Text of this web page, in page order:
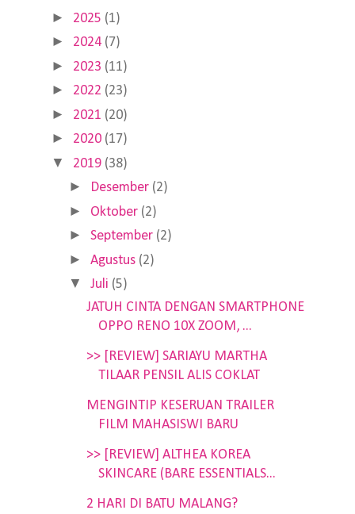
► 2025 (1)
► 2024 (7)
► 2023 (11)
► 2022 (23)
► 2021 (20)
► 2020 (17)
▼ 2019 (38)
► Desember (2)
► Oktober (2)
► September (2)
► Agustus (2)
▼ Juli (5)
JATUH CINTA DENGAN SMARTPHONE
OPPO RENO 10X ZOOM, ...
>> [REVIEW] SARIAYU MARTHA
TILAAR PENSIL ALIS COKLAT
MENGINTIP KESERUAN TRAILER
FILM MAHASISWI BARU
>> [REVIEW] ALTHEA KOREA
SKINCARE (BARE ESSENTIALS...
2 HARI DI BATU MALANG?